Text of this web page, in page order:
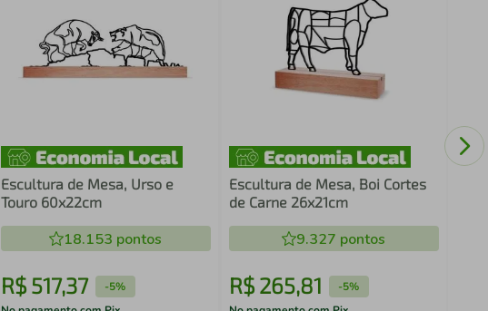
Escultura de Mesa, Urso e
Touro 60x22cm
18.153 pontos
R$ 517,37 -5%
Escultura de Mesa, Boi Cortes
de Carne 26x21cm
9.327 pontos
R$ 265,81 -5%